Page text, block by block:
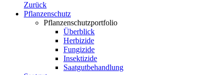
Zurück
Pflanzenschutz
Pflanzenschutzportfolio
Überblick
Herbizide
Fungizide
Insektizide
Saatgutbehandlung